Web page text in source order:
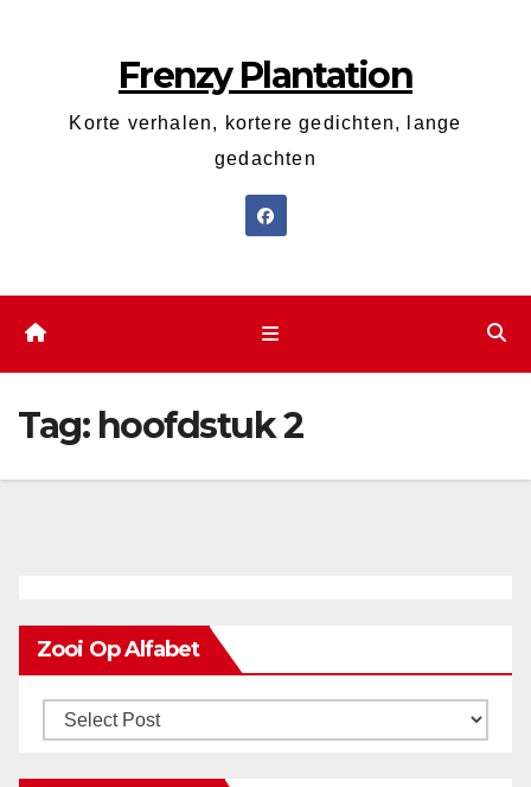
Frenzy Plantation
Korte verhalen, kortere gedichten, lange
gedachten
Tag: hoofdstuk 2
Zooi Op Alfabet